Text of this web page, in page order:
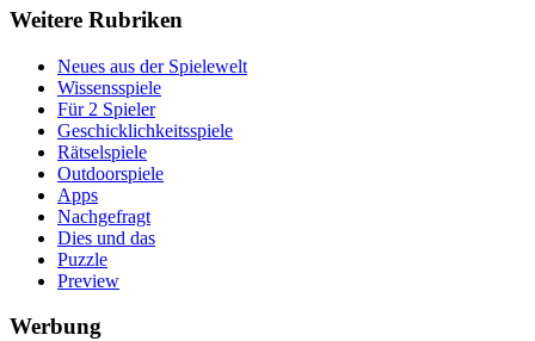
Weitere Rubriken
Neues aus der Spielewelt
Wissensspiele
Für 2 Spieler
Geschicklichkeitsspiele
Rätselspiele
Outdoorspiele
Apps
Nachgefragt
Dies und das
Puzzle
Preview
Werbung